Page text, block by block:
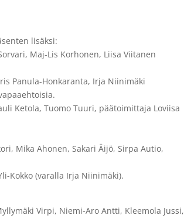
lisäksi:
Maj-Lis Korhonen, Liisa Viitanen
Panula-Honkaranta, Irja Niinimäki
Ketola, Tuomo Tuuri, päätoimittaja Loviisa
Mika Ahonen, Sakari Äijö, Sirpa Autio,
Kokko (varalla Irja Niinimäki).
Virpi, Niemi-Aro Antti, Kleemola Jussi,